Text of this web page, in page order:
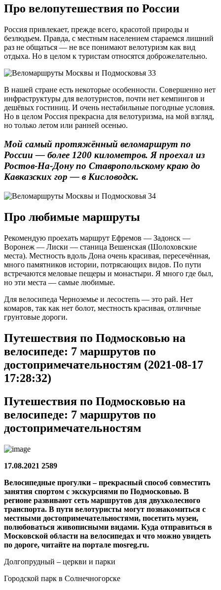
Про велопутешествия по России
Россия привлекает, прежде всего, красотой природы и
безлюдьем. Правда, с местным населением стараемся лишний
раз не общаться — не все понимают велотуризм как вид
отдыха. Но в целом к туристам относятся доброжелательно.
В нашей стране есть некоторые особенности. Совершенно нет
инфраструктуры для велотуристов, почти нет кемпингов и
дешёвых гостиниц. И очень нестабильные погодные условия.
Но в целом Россия прекрасна для велотуризма, на мой взгляд,
но только летом или ранней осенью.
Мой самый протяжённый веломаршрут по
России — более 1200 километров. Я проехал из
Ростов-На-Дону по Ставропольскому краю до
Кавказских гор — в Кисловодск.
Про любимые маршруты
Рекомендую проехать маршрут Ефремов — Задонск —
Воронеж — Лиски — станица Вешенская (Шолоховские
места). Местность вдоль Дона очень красивая, пересечённая,
много памятников истории, потрясающих видов. По пути
встречаются меловые пещеры и монастыри. Я много где был,
но эти места — самые любимые.
Для велосипеда Черноземье и лесостепь — это рай. Нет
комаров, так как нет болот, местность красивая, отличные
грунтовые дороги.
Путешествия по Подмосковью на
велосипеде: 7 маршрутов по
достопримечательностям (2021-08-17
17:28:32)
Путешествия по Подмосковью на
велосипеде: 7 маршрутов по
достопримечательностям
17.08.2021 2589
Велосипедные прогулки – прекрасный способ совместить
занятия спортом с экскурсиями по Подмосковью. В
регионе развивают сеть маршрутов для двухколесного
транспорта. В пути велотуристы могут познакомиться с
местными достопримечательностями, посетить музеи,
полюбоваться живописными видами. Куда отправиться в
Московской области на велосипедах и что можно увидеть
по дороге, читайте на портале mosreg.ru.
Долгопрудный – церкви и парки
Городской парк в Солнечногорске